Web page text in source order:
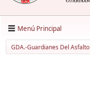
Menú Principal
GDA.-Guardianes Del Asfalto